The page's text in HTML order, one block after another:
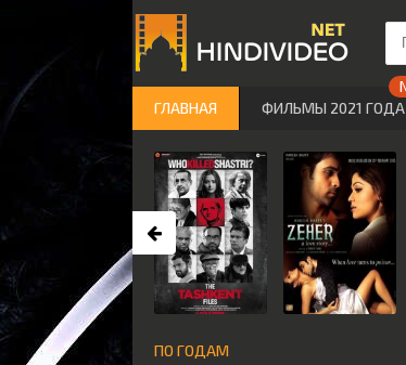
ПО ГОДАМ
ГЛАВНАЯ ФИЛЬМЫ 2021 ГОДА